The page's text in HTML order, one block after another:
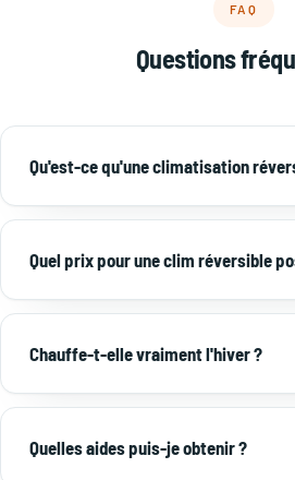
FAQ
Questions
Qu'est-ce qu'une climatisation
C'est une pompe à chaleur air/air qui
cycle frigorifique.
Quel prix pour une clim réversible
De 1 500 à 3 000 € en mono-split, 3
Chauffe-t-elle vraiment l'hiver ?
Oui. Avec un COP de 3 à 4, elle
adapté à Lyon.
Quelles aides puis-je obtenir ?